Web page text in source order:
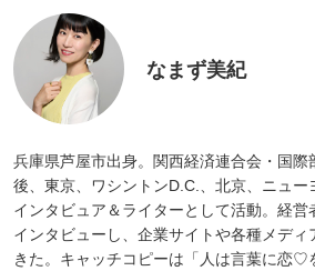
なまず美紀
兵庫県芦屋市出身。関西経済連合会・国際
後、東京、ワシントンD.C.、北京、ニュー
インタビュア＆ライターとして活動。経
インタビューし、企業サイトや各種メディ
きた。キャッチコピーは「人は言葉に恋♡